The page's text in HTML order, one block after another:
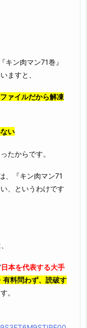
ン肉マン71巻』
ますと、
ァイルだから解凍
い
たからです。
、『キン肉マン71
、というわけです
日本を代表する大手
有料問わず、読破す
。